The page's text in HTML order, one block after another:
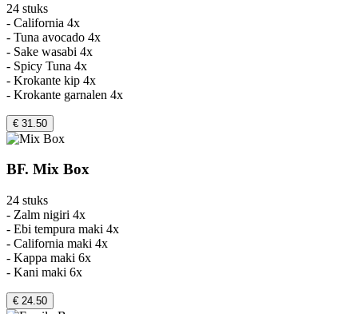
24 stuks
- California 4x
- Tuna avocado 4x
- Sake wasabi 4x
- Spicy Tuna 4x
- Krokante kip 4x
- Krokante garnalen 4x
€ 31.50
BF. Mix Box
24 stuks
- Zalm nigiri 4x
- Ebi tempura maki 4x
- California maki 4x
- Kappa maki 6x
- Kani maki 6x
€ 24.50